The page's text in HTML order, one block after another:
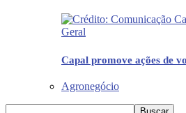
Geral
Capal promove ações de
Agronegócio